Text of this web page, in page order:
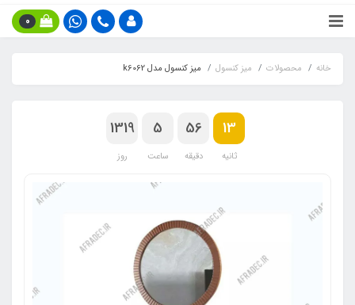
0
خانه محصولات میز کنسول میز کنسول مدل k6062
1319
روز
5
ساعت
56
دقیقه
12
ثانیه